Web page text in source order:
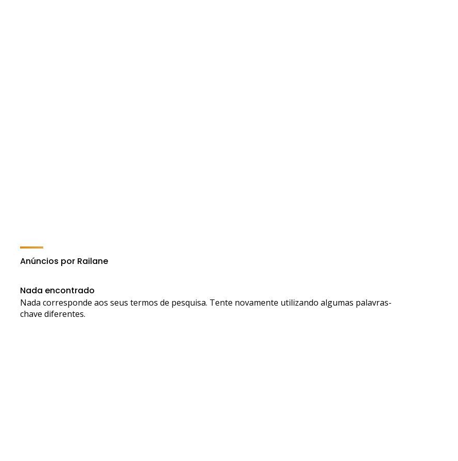
Anúncios por Railane
Nada encontrado
Nada corresponde aos seus termos de pesquisa. Tente novamente utilizando algumas palavras-
chave diferentes.